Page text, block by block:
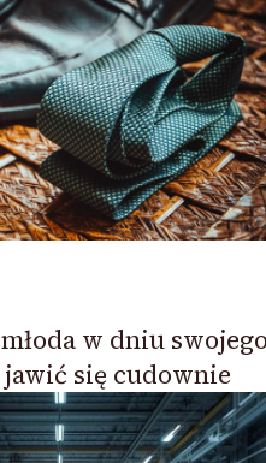
w dniu swojego
jawić się cudownie